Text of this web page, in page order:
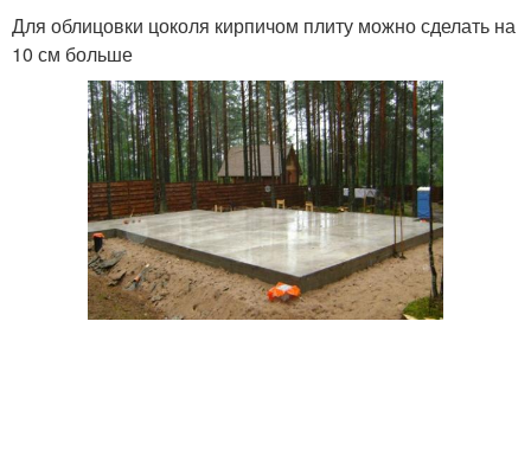
Для облицовки цоколя кирпичом плиту можно сделать на
10 см больше